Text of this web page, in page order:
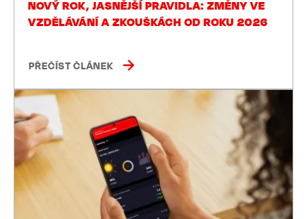
NOVÝ ROK, JASNĚJŠÍ PRAVIDLA: ZMĚNY VE
VZDĚLÁVÁNÍ A ZKOUŠKÁCH OD ROKU 2026
PŘEČÍST ČLÁNEK